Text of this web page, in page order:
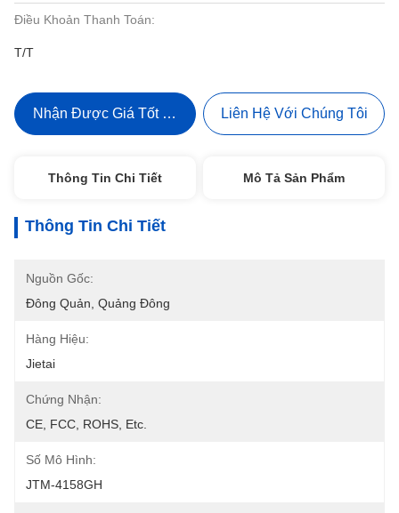
Điều Khoản Thanh Toán:
T/T
Nhận Được Giá Tốt Nhất Liên Hệ Với Chúng Tôi
Thông Tin Chi Tiết Mô Tả Sản Phẩm
Thông Tin Chi Tiết
Nguồn Gốc:
Đông Quản, Quảng Đông
Hàng Hiệu:
Jietai
Chứng Nhận:
CE, FCC, ROHS, Etc.
Số Mô Hình:
JTM-4158GH